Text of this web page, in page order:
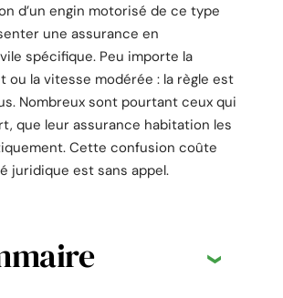
d’un engin motorisé de ce type
une assurance en
spécifique. Peu importe la
ou la vitesse modérée : la règle est
Nombreux sont pourtant ceux qui
que leur assurance habitation les
Cette confusion coûte
juridique est sans appel.